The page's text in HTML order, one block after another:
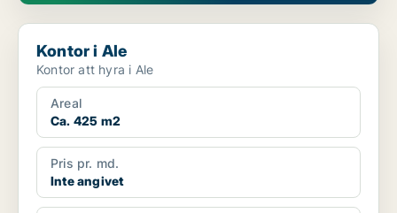
Kontor i Ale
Kontor i Ale
Kontor att hyra i Ale
Areal
Ca. 425 m2
Pris pr. md.
Inte angivet